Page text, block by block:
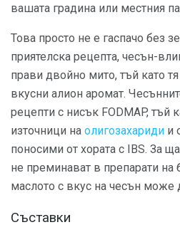
вашата градина или местния
Това просто не е гаспачо без
приятелска рецепта, чесън-
прави двойно мито, тъй като
вкусни алион аромат.
рецепти с нисък FODMAP, тъй
източници на олигозахариди и
поносими от хората с IBS. За
не преминават в препарати на
маслото с вкус на чесън може
Съставки